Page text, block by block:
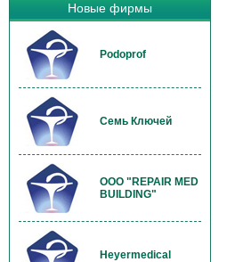
Новые фирмы
Podoprof
Семь Ключей
OOO "REPAIR MED
BUILDING"
Heyermedical